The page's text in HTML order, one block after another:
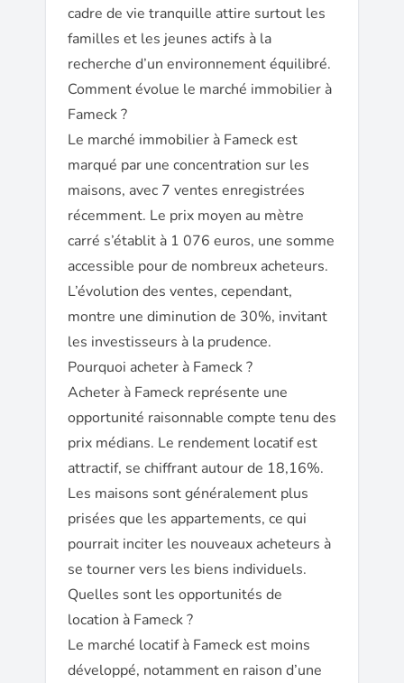
cadre de vie tranquille attire surtout les
familles et les jeunes actifs à la
recherche d’un environnement équilibré.
Comment évolue le marché immobilier à
Fameck ?
Le marché immobilier à Fameck est
marqué par une concentration sur les
maisons, avec 7 ventes enregistrées
récemment. Le prix moyen au mètre
carré s’établit à 1 076 euros, une somme
accessible pour de nombreux acheteurs.
L’évolution des ventes, cependant,
montre une diminution de 30%, invitant
les investisseurs à la prudence.
Pourquoi acheter à Fameck ?
Acheter à Fameck représente une
opportunité raisonnable compte tenu des
prix médians. Le rendement locatif est
attractif, se chiffrant autour de 18,16%.
Les maisons sont généralement plus
prisées que les appartements, ce qui
pourrait inciter les nouveaux acheteurs à
se tourner vers les biens individuels.
Quelles sont les opportunités de
location à Fameck ?
Le marché locatif à Fameck est moins
développé, notamment en raison d’une